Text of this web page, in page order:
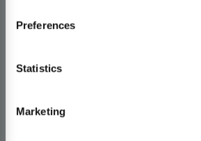
Preferences
Statistics
Marketing